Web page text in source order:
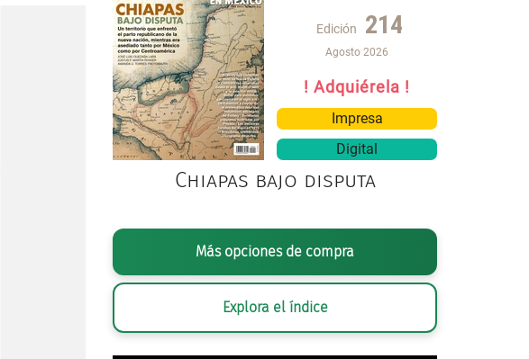
Edición 214
Agosto 2026
! Adquiérela !
Impresa
Digital
Chiapas bajo disputa
Más opciones de compra
Explora el índice